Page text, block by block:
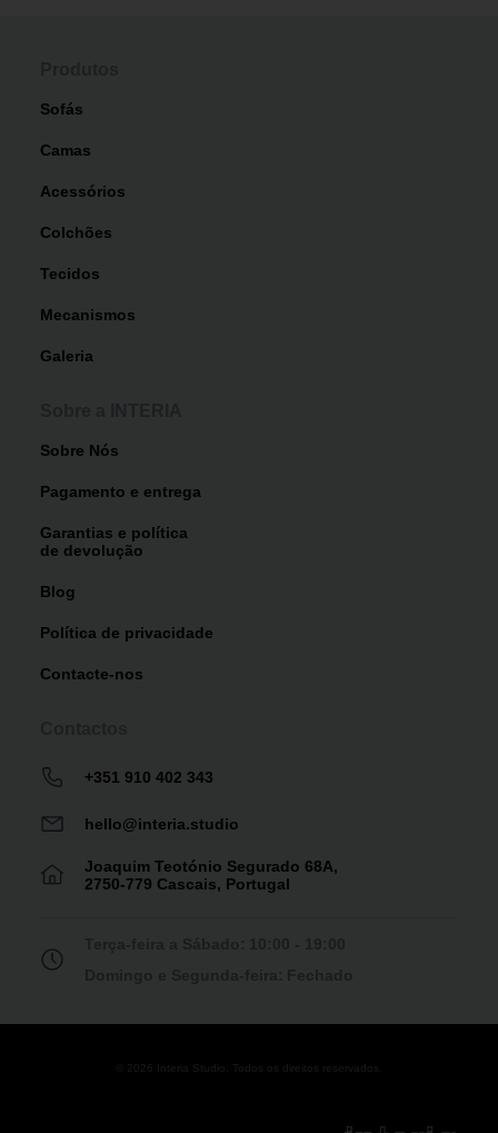
Sofás
Camas
Acessórios
Colchões
Tecidos
Mecanismos
Galeria
Sobre Nós
Pagamento e entrega
Garantias e política
de devolução
Blog
Política de privacidade
Contacte-nos
+351 910 402 343
hello@interia.studio
Joaquim Teotónio Segurado 68A,
2750-779 Cascais, Portugal